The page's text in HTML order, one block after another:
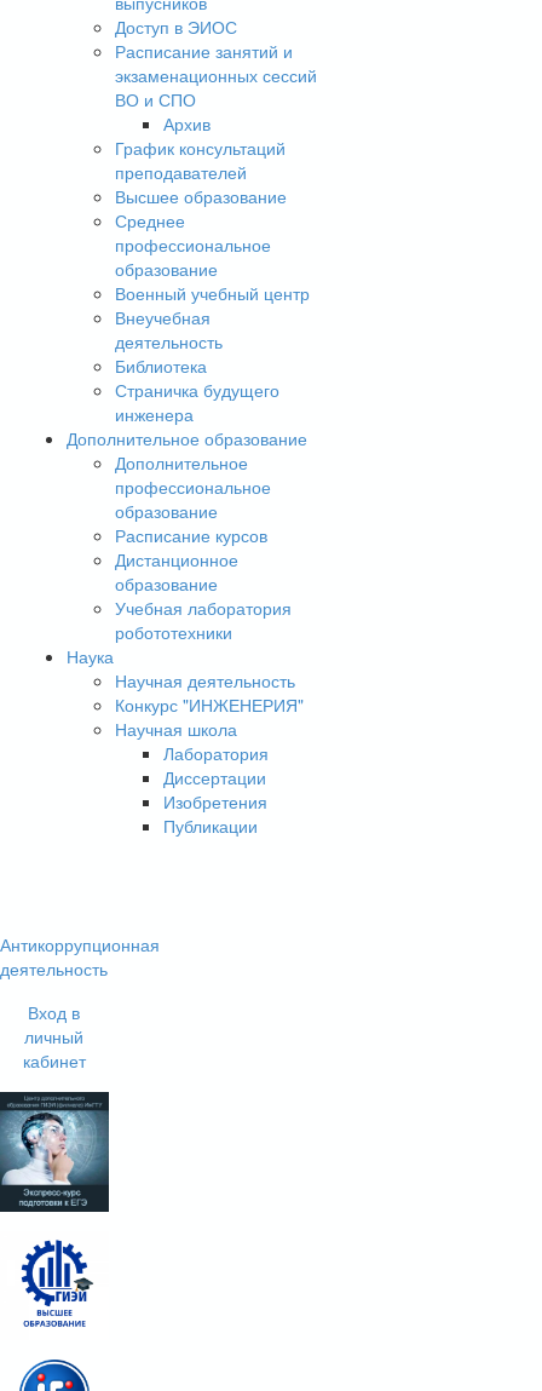
Доступ в ЭИОС
Расписание занятий и
экзаменационных сессий
ВО и СПО
Архив
График консультаций
преподавателей
Высшее образование
Среднее
профессиональное
образование
Военный учебный центр
Внеучебная
деятельность
Библиотека
Страничка будущего
инженера
Дополнительное образование
Дополнительное
профессиональное
образование
Расписание курсов
Дистанционное
образование
Учебная лаборатория
робототехники
Наука
Научная деятельность
Конкурс "ИНЖЕНЕРИЯ"
Научная школа
Лаборатория
Диссертации
Изобретения
Публикации
Антикоррупционная
деятельность
Вход в
личный
кабинет